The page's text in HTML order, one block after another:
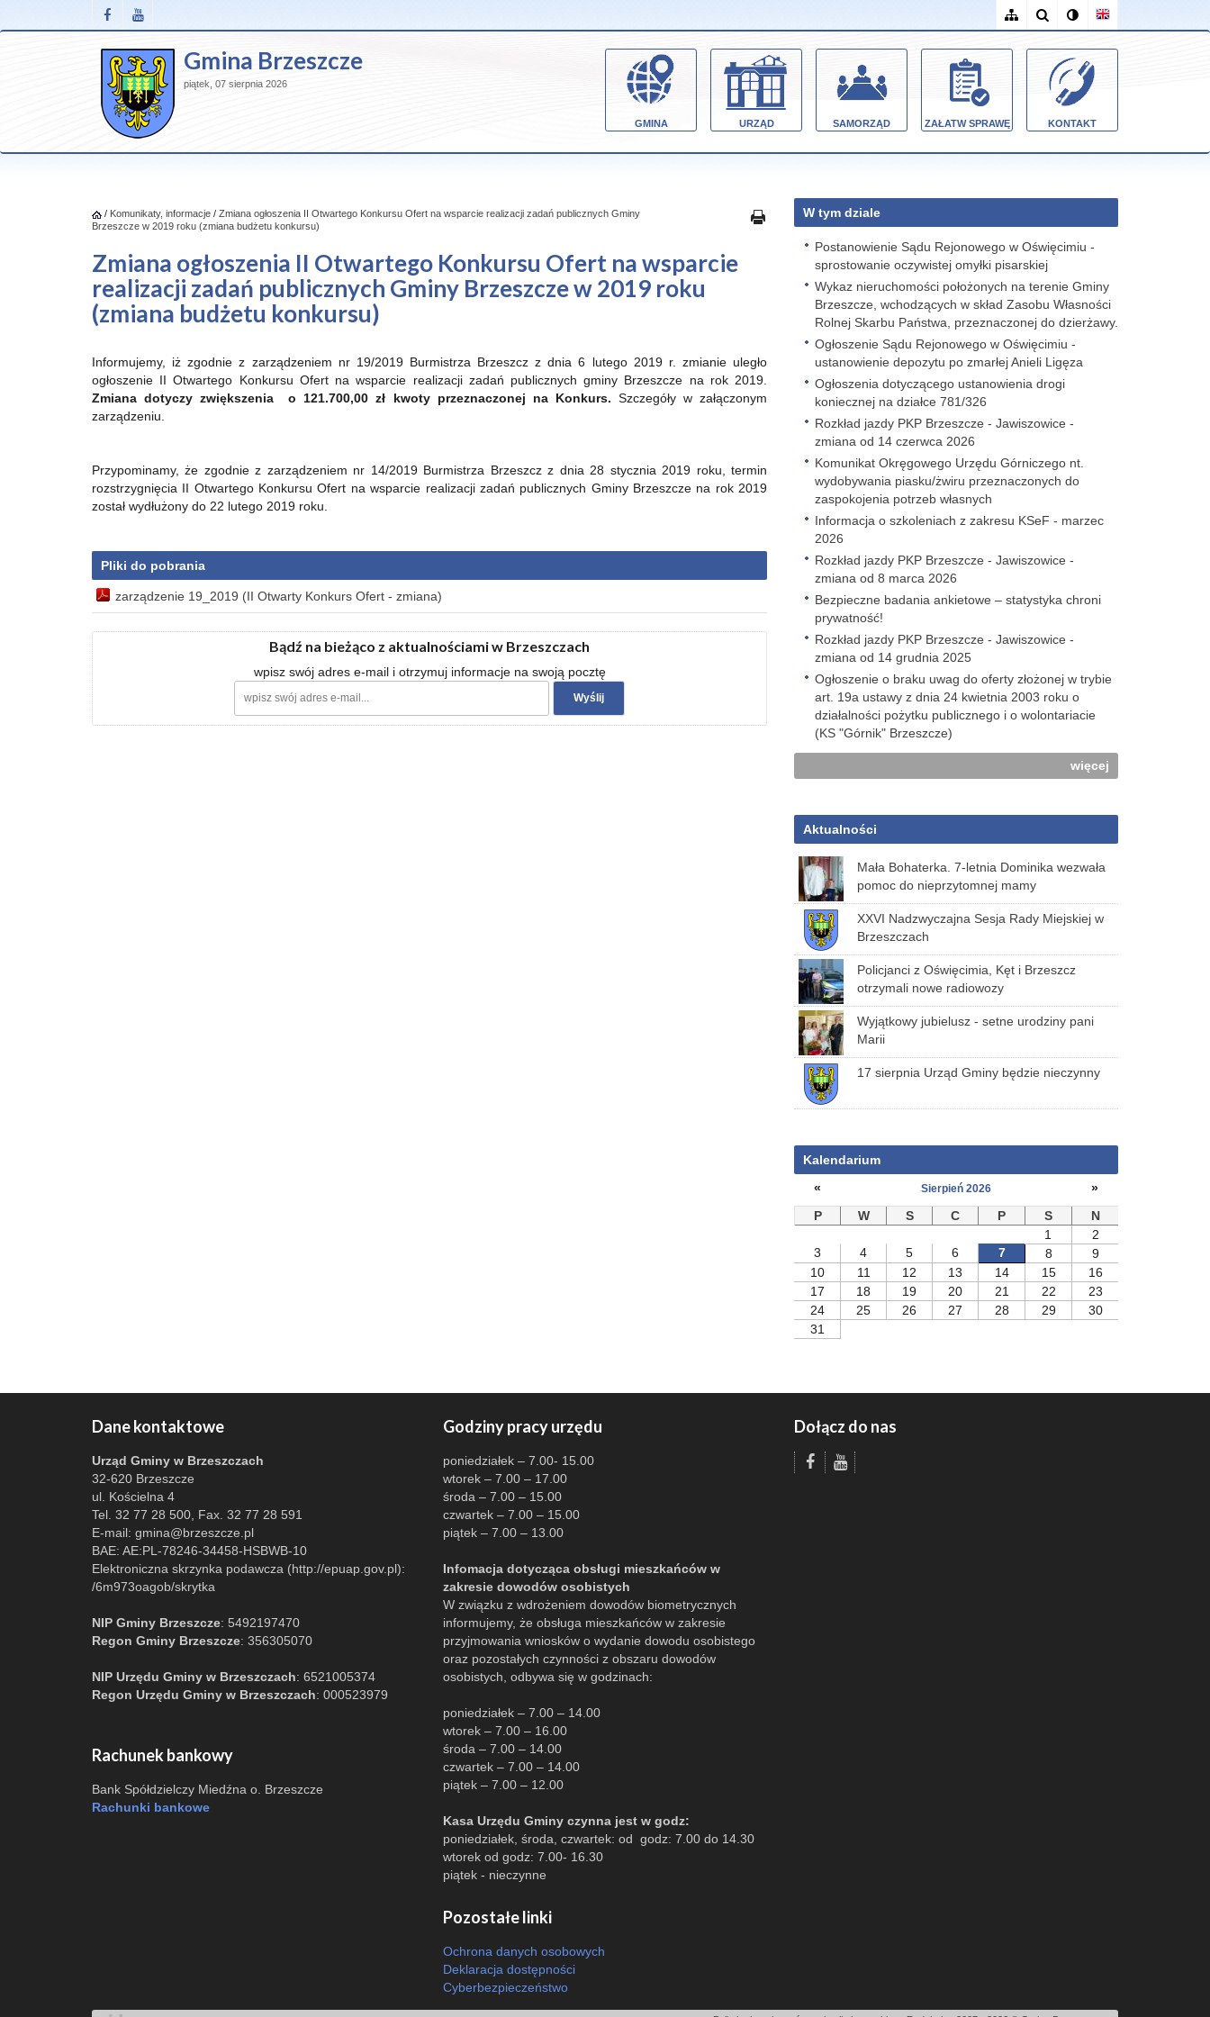
Gmina Brzeszcze
piątek, 07 sierpnia 2026
GMINA URZĄD SAMORZĄD ZAŁATW SPRAWĘ KONTAKT
/ Komunikaty, informacje / Zmiana ogłoszenia II Otwartego Konkursu Ofert na wsparcie realizacji zadań publicznych Gminy
Brzeszcze w 2019 roku (zmiana budżetu konkursu)
Zmiana ogłoszenia II Otwartego Konkursu Ofert na wsparcie
realizacji zadań publicznych Gminy Brzeszcze w 2019 roku
(zmiana budżetu konkursu)
Informujemy, iż zgodnie z zarządzeniem nr 19/2019 Burmistrza Brzeszcz z dnia 6 lutego 2019 r. zmianie uległo
ogłoszenie II Otwartego Konkursu Ofert na wsparcie realizacji zadań publicznych gminy Brzeszcze na rok 2019.
Zmiana dotyczy zwiększenia o 121.700,00 zł kwoty przeznaczonej na Konkurs. Szczegóły w załączonym
zarządzeniu.
Przypominamy, że zgodnie z zarządzeniem nr 14/2019 Burmistrza Brzeszcz z dnia 28 stycznia 2019 roku, termin
rozstrzygnięcia II Otwartego Konkursu Ofert na wsparcie realizacji zadań publicznych Gminy Brzeszcze na rok 2019
został wydłużony do 22 lutego 2019 roku.
Pliki do pobrania
zarządzenie 19_2019 (II Otwarty Konkurs Ofert - zmiana)
Bądź na bieżąco z aktualnościami w Brzeszczach
wpisz swój adres e-mail i otrzymuj informacje na swoją pocztę
W tym dziale
Postanowienie Sądu Rejonowego w Oświęcimiu -
sprostowanie oczywistej omyłki pisarskiej
Wykaz nieruchomości położonych na terenie Gminy
Brzeszcze, wchodzących w skład Zasobu Własności
Rolnej Skarbu Państwa, przeznaczonej do dzierżawy.
Ogłoszenie Sądu Rejonowego w Oświęcimiu -
ustanowienie depozytu po zmarłej Anieli Ligęza
Ogłoszenia dotyczącego ustanowienia drogi
koniecznej na działce 781/326
Rozkład jazdy PKP Brzeszcze - Jawiszowice -
zmiana od 14 czerwca 2026
Komunikat Okręgowego Urzędu Górniczego nt.
wydobywania piasku/żwiru przeznaczonych do
zaspokojenia potrzeb własnych
Informacja o szkoleniach z zakresu KSeF - marzec
2026
Rozkład jazdy PKP Brzeszcze - Jawiszowice -
zmiana od 8 marca 2026
Bezpieczne badania ankietowe – statystyka chroni
prywatność!
Rozkład jazdy PKP Brzeszcze - Jawiszowice -
zmiana od 14 grudnia 2025
Ogłoszenie o braku uwag do oferty złożonej w trybie
art. 19a ustawy z dnia 24 kwietnia 2003 roku o
działalności pożytku publicznego i o wolontariacie
(KS "Górnik" Brzeszcze)
więcej
Aktualności
Mała Bohaterka. 7-letnia Dominika wezwała
pomoc do nieprzytomnej mamy
XXVI Nadzwyczajna Sesja Rady Miejskiej w
Brzeszczach
Policjanci z Oświęcimia, Kęt i Brzeszcz
otrzymali nowe radiowozy
Wyjątkowy jubielusz - setne urodziny pani
Marii
17 sierpnia Urząd Gminy będzie nieczynny
Kalendarium
«
Sierpień 2026
»
P
W S C P S
N
1
2
3
4 5 6 7 8
9
10
11 12 13 14 15
16
17
18 19 20 21 22
23
24
25 26 27 28 29
30
31
Dane kontaktowe
Urząd Gminy w Brzeszczach
32-620 Brzeszcze
ul. Kościelna 4
Tel. 32 77 28 500, Fax. 32 77 28 591
E-mail: gmina@brzeszcze.pl
BAE: AE:PL-78246-34458-HSBWB-10
Elektroniczna skrzynka podawcza (http://epuap.gov.pl):
/6m973oagob/skrytka
NIP Gminy Brzeszcze: 5492197470
Regon Gminy Brzeszcze: 356305070
NIP Urzędu Gminy w Brzeszczach: 6521005374
Regon Urzędu Gminy w Brzeszczach: 000523979
Rachunek bankowy
Bank Spółdzielczy Miedźna o. Brzeszcze
Rachunki bankowe
Godziny pracy urzędu
poniedziałek – 7.00- 15.00
wtorek – 7.00 – 17.00
środa – 7.00 – 15.00
czwartek – 7.00 – 15.00
piątek – 7.00 – 13.00
Infomacja dotycząca obsługi mieszkańców w
zakresie dowodów osobistych
W związku z wdrożeniem dowodów biometrycznych
informujemy, że obsługa mieszkańców w zakresie
przyjmowania wniosków o wydanie dowodu osobistego
oraz pozostałych czynności z obszaru dowodów
osobistych, odbywa się w godzinach:
poniedziałek – 7.00 – 14.00
wtorek – 7.00 – 16.00
środa – 7.00 – 14.00
czwartek – 7.00 – 14.00
piątek – 7.00 – 12.00
Kasa Urzędu Gminy czynna jest w godz:
poniedziałek, środa, czwartek: od godz: 7.00 do 14.30
wtorek od godz: 7.00- 16.30
piątek - nieczynne
Pozostałe linki
Ochrona danych osobowych
Deklaracja dostępności
Cyberbezpieczeństwo
Dołącz do nas